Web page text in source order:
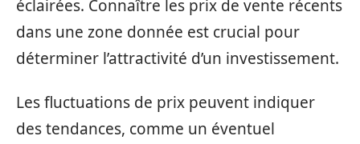
éclairées. Connaître les prix de vente récents
dans une zone donnée est crucial pour
déterminer l’attractivité d’un investissement.
Les fluctuations de prix peuvent indiquer
des tendances, comme un éventuel